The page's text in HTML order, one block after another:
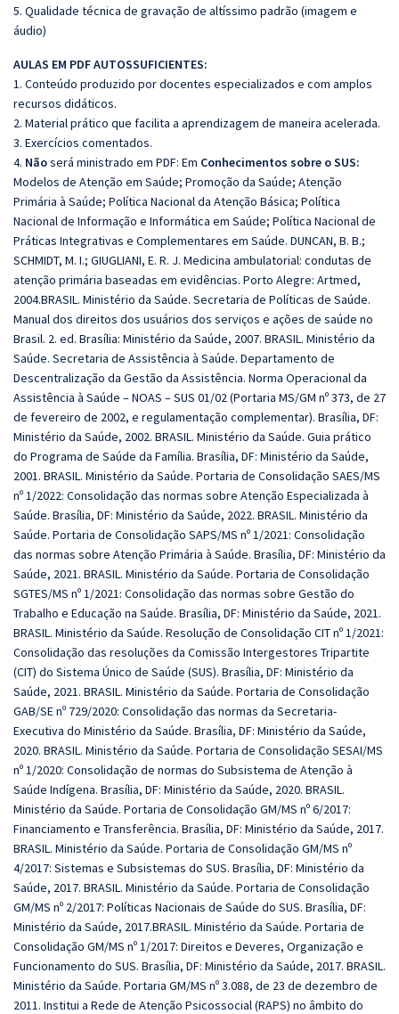
5. Qualidade técnica de gravação de altíssimo padrão (imagem e
áudio)
AULAS EM PDF AUTOSSUFICIENTES:
1. Conteúdo produzido por docentes especializados e com amplos
recursos didáticos.
2. Material prático que facilita a aprendizagem de maneira acelerada.
3. Exercícios comentados.
4. Nãoserá ministrado em PDF: Em Conhecimentos sobre o SUS:
Modelos de Atenção em Saúde; Promoção da Saúde; Atenção
Primária à Saúde; Política Nacional da Atenção Básica; Política
Nacional de Informação e Informática em Saúde; Política Nacional de
Práticas Integrativas e Complementares em Saúde. DUNCAN, B. B.;
SCHMIDT, M. I.; GIUGLIANI, E. R. J. Medicina ambulatorial: condutas de
atenção primária baseadas em evidências. Porto Alegre: Artmed,
2004.BRASIL. Ministério da Saúde. Secretaria de Políticas de Saúde.
Manual dos direitos dos usuários dos serviços e ações de saúde no
Brasil. 2. ed. Brasília: Ministério da Saúde, 2007. BRASIL. Ministério da
Saúde. Secretaria de Assistência à Saúde. Departamento de
Descentralização da Gestão da Assistência. Norma Operacional da
Assistência à Saúde – NOAS – SUS 01/02 (Portaria MS/GM nº 373, de 27
de fevereiro de 2002, e regulamentação complementar). Brasília, DF:
Ministério da Saúde, 2002. BRASIL. Ministério da Saúde. Guia prático
do Programa de Saúde da Família. Brasília, DF: Ministério da Saúde,
2001. BRASIL. Ministério da Saúde. Portaria de Consolidação SAES/MS
nº 1/2022: Consolidação das normas sobre Atenção Especializada à
Saúde. Brasília, DF: Ministério da Saúde, 2022. BRASIL. Ministério da
Saúde. Portaria de Consolidação SAPS/MS nº 1/2021: Consolidação
das normas sobre Atenção Primária à Saúde. Brasília, DF: Ministério da
Saúde, 2021. BRASIL. Ministério da Saúde. Portaria de Consolidação
SGTES/MS nº 1/2021: Consolidação das normas sobre Gestão do
Trabalho e Educação na Saúde. Brasília, DF: Ministério da Saúde, 2021.
BRASIL. Ministério da Saúde. Resolução de Consolidação CIT nº 1/2021:
Consolidação das resoluções da Comissão Intergestores Tripartite
(CIT) do Sistema Único de Saúde (SUS). Brasília, DF: Ministério da
Saúde, 2021. BRASIL. Ministério da Saúde. Portaria de Consolidação
GAB/SE nº 729/2020: Consolidação das normas da Secretaria-
Executiva do Ministério da Saúde. Brasília, DF: Ministério da Saúde,
2020. BRASIL. Ministério da Saúde. Portaria de Consolidação SESAI/MS
nº 1/2020: Consolidação de normas do Subsistema de Atenção à
Saúde Indígena. Brasília, DF: Ministério da Saúde, 2020. BRASIL.
Ministério da Saúde. Portaria de Consolidação GM/MS nº 6/2017:
Financiamento e Transferência. Brasília, DF: Ministério da Saúde, 2017.
BRASIL. Ministério da Saúde. Portaria de Consolidação GM/MS nº
4/2017: Sistemas e Subsistemas do SUS. Brasília, DF: Ministério da
Saúde, 2017. BRASIL. Ministério da Saúde. Portaria de Consolidação
GM/MS nº 2/2017: Políticas Nacionais de Saúde do SUS. Brasília, DF:
Ministério da Saúde, 2017.BRASIL. Ministério da Saúde. Portaria de
Consolidação GM/MS nº 1/2017: Direitos e Deveres, Organização e
Funcionamento do SUS. Brasília, DF: Ministério da Saúde, 2017. BRASIL.
Ministério da Saúde. Portaria GM/MS nº 3.088, de 23 de dezembro de
2011. Institui a Rede de Atenção Psicossocial (RAPS) no âmbito do